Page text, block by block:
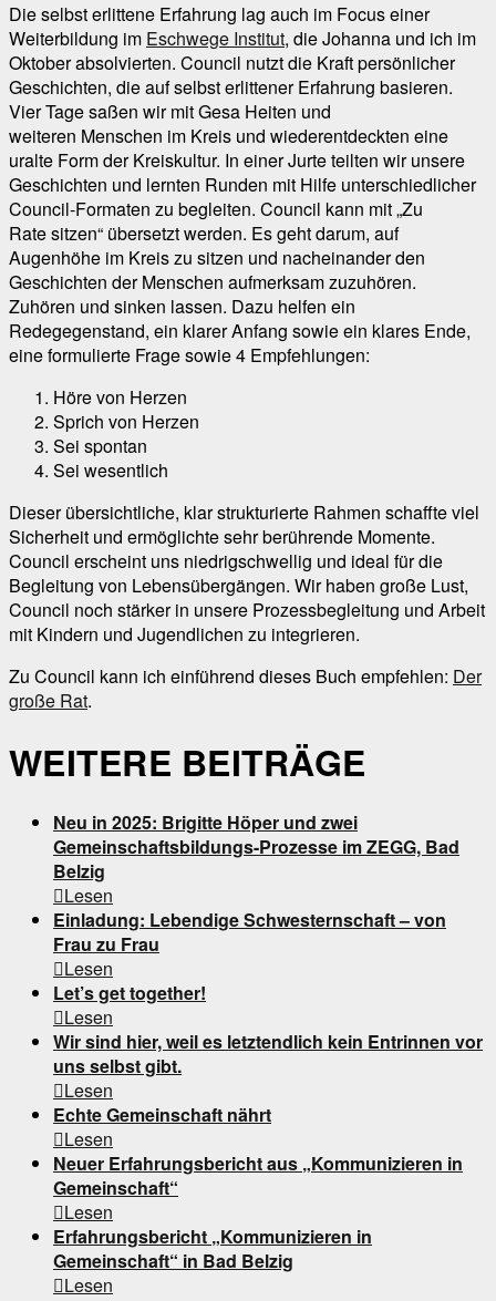
Die selbst erlittene Erfahrung lag auch im Focus einer
Weiterbildung im Eschwege Institut, die Johanna und ich im
Oktober absolvierten. Council nutzt die Kraft persönlicher
Geschichten, die auf selbst erlittener Erfahrung basieren.
Vier Tage saßen wir mit Gesa Heiten und
weiteren Menschen im Kreis und wiederentdeckten eine
uralte Form der Kreiskultur. In einer Jurte teilten wir unsere
Geschichten und lernten Runden mit Hilfe unterschiedlicher
Council-Formaten zu begleiten. Council kann mit „Zu
Rate sitzen“ übersetzt werden. Es geht darum, auf
Augenhöhe im Kreis zu sitzen und nacheinander den
Geschichten der Menschen aufmerksam zuzuhören.
Zuhören und sinken lassen. Dazu helfen ein
Redegegenstand, ein klarer Anfang sowie ein klares Ende,
eine formulierte Frage sowie 4 Empfehlungen:
Höre von Herzen
Sprich von Herzen
Sei spontan
Sei wesentlich
Dieser übersichtliche, klar strukturierte Rahmen schaffte viel
Sicherheit und ermöglichte sehr berührende Momente.
Council erscheint uns niedrigschwellig und ideal für die
Begleitung von Lebensübergängen. Wir haben große Lust,
Council noch stärker in unsere Prozessbegleitung und Arbeit
mit Kindern und Jugendlichen zu integrieren.
Zu Council kann ich einführend dieses Buch empfehlen: Der
große Rat.
WEITERE BEITRÄGE
Neu in 2025: Brigitte Höper und zwei
Gemeinschaftsbildungs-Prozesse im ZEGG, Bad
Belzig
Lesen
Einladung: Lebendige Schwesternschaft – von
Frau zu Frau
Lesen
Let’s get together!
Lesen
Wir sind hier, weil es letztendlich kein Entrinnen vor
uns selbst gibt.
Lesen
Echte Gemeinschaft nährt
Lesen
Neuer Erfahrungsbericht aus „Kommunizieren in
Gemeinschaft“
Lesen
Erfahrungsbericht „Kommunizieren in
Gemeinschaft“ in Bad Belzig
Lesen